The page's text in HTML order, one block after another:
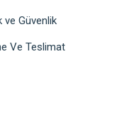
ve Güvenlik
Ve Teslimat